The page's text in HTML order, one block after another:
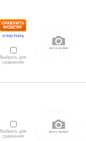
очистить
Выбрать для
сравнения
Выбрать для
сравнения